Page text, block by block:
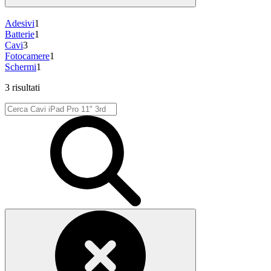
Adesivi1
Batterie1
Cavi3
Fotocamere1
Schermi1
3 risultati